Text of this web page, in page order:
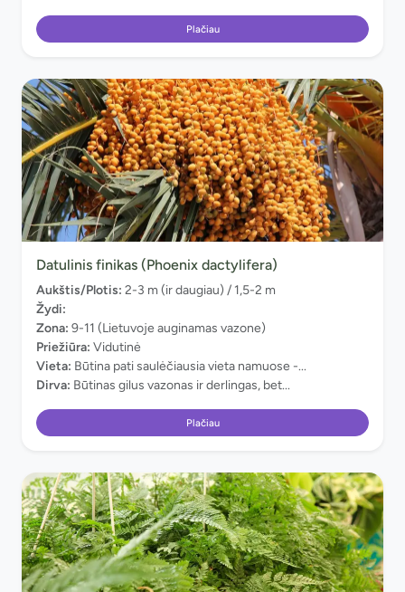
Plačiau
Datulinis finikas (Phoenix dactylifera)
Aukštis/Plotis: 2-3 m (ir daugiau) / 1,5-2 m
Žydi:
Zona: 9-11 (Lietuvoje auginamas vazone)
Priežiūra: Vidutinė
Vieta: Būtina pati saulėčiausia vieta namuose -...
Dirva: Būtinas gilus vazonas ir derlingas, bet...
Plačiau